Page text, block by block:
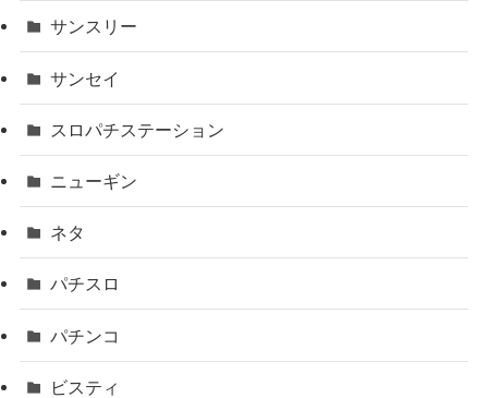
サンスリー
サンセイ
スロパチステーション
ニューギン
ネタ
パチスロ
パチンコ
ビスティ